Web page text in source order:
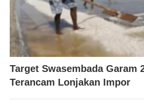
Target Swasembada Garam
Terancam Lonjakan Impor